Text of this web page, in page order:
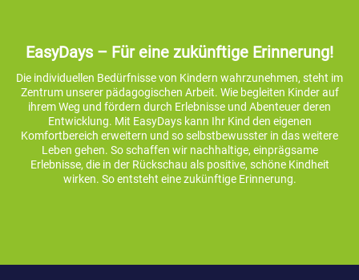
EasyDays – Für eine zukünftige Erinnerung!
Die individuellen Bedürfnisse von Kindern wahrzunehmen, steht im
Zentrum unserer pädagogischen Arbeit. Wie begleiten Kinder auf
ihrem Weg und fördern durch Erlebnisse und Abenteuer deren
Entwicklung. Mit EasyDays kann Ihr Kind den eigenen
Komfortbereich erweitern und so selbstbewusster in das weitere
Leben gehen. So schaffen wir nachhaltige, einprägsame
Erlebnisse, die in der Rückschau als positive, schöne Kindheit
wirken. So entsteht eine zukünftige Erinnerung.